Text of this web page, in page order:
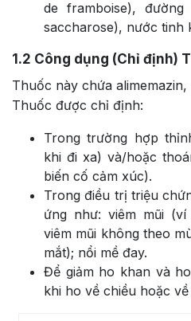
de framboise),
saccharose), nước tinh
1.2 Công dụng (Chỉ định)
Thuốc này chứa
Thuốc được chỉ định:
Trong trường hợp
khi đi xa) và/hoặc
biến cố cảm xúc).
Trong điều trị triệu
ứng như: viêm mũi
viêm mũi không theo
mắt); nổi mề đay.
Để giảm ho khan và
khi ho về chiều hoặc về